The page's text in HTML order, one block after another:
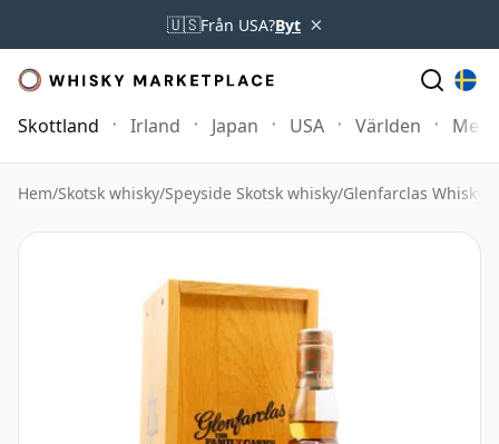
🇺🇸Från USA?Byt ×
Skottland Irland Japan USA Världen Mer
Hem/Skotsk whisky/Speyside Skotsk whisky/Glenfarclas Whisky